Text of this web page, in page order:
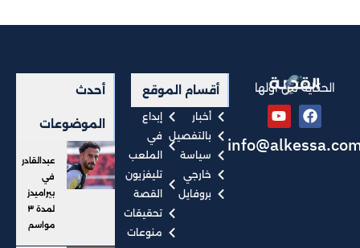
الحكاية من أولها أقسام الموقع
أخبار
بالتفصيل
سياسة
خارجي
بروفايل
إبداع
في
الملعب
تليفزيون
القصة
تحقيقات
منوعات
أحدث
الموضوعات
عبدالقادر
في
بيراميدز
لمدة ٣
مواسم